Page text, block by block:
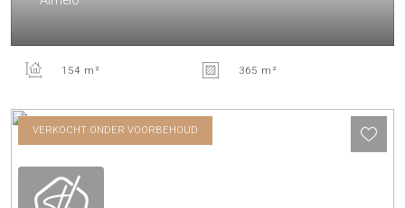
154 m² 365 m²
VERKOCHT ONDER VOORBEHOUD